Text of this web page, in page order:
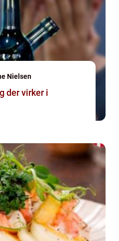
Nielsen
der virker i